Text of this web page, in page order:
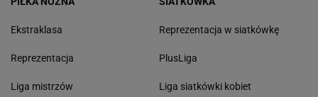
Ekstraklasa
Reprezentacja
Liga mistrzów
Reprezentacja w siatkówkę
PlusLiga
Liga siatkówki kobiet